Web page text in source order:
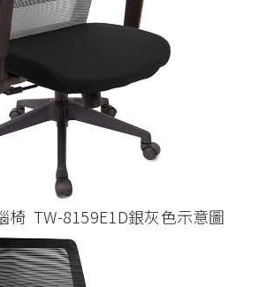
椅 TW-8159E1D銀灰色示意圖